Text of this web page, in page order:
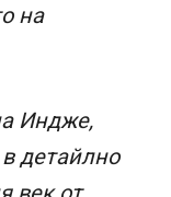
на
Индже,
детайлно